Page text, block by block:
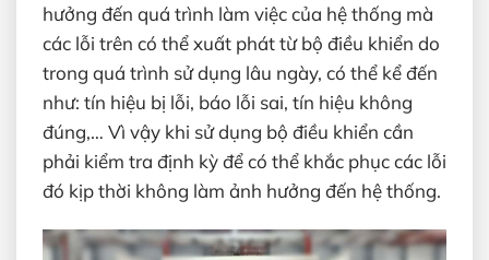
hưởng đến quá trình làm việc của hệ thống mà
các lỗi trên có thể xuất phát từ bộ điều khiển do
trong quá trình sử dụng lâu ngày, có thể kể đến
như: tín hiệu bị lỗi, báo lỗi sai, tín hiệu không
đúng,… Vì vậy khi sử dụng bộ điều khiển cần
phải kiểm tra định kỳ để có thể khắc phục các lỗi
đó kịp thời không làm ảnh hưởng đến hệ thống.